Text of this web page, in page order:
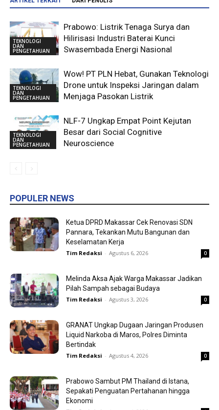
TEKNOLOGI
DAN
PENGETAHUAN
Prabowo: Listrik Tenaga Surya dan
Hilirisasi Industri Baterai Kunci
Swasembada Energi Nasional
TEKNOLOGI
DAN
PENGETAHUAN
Wow! PT PLN Hebat, Gunakan Teknologi
Drone untuk Inspeksi Jaringan dalam
Menjaga Pasokan Listrik
TEKNOLOGI
DAN
PENGETAHUAN
NLF-7 Ungkap Empat Point Kejutan
Besar dari Social Cognitive
Neuroscience
POPULER NEWS
Ketua DPRD Makassar Cek Renovasi SDN
Pannara, Tekankan Mutu Bangunan dan
Keselamatan Kerja
Tim Redaksi - Agustus 6, 2026 0
Melinda Aksa Ajak Warga Makassar Jadikan
Pilah Sampah sebagai Budaya
Tim Redaksi - Agustus 3, 2026 0
GRANAT Ungkap Dugaan Jaringan Produsen
Liquid Narkoba di Maros, Polres Diminta
Bertindak
Tim Redaksi - Agustus 4, 2026 0
Prabowo Sambut PM Thailand di Istana,
Sepakati Penguatan Pertahanan hingga
Ekonomi